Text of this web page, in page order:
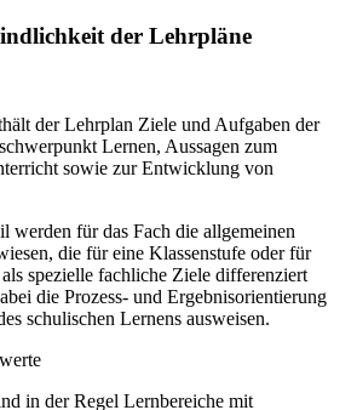
der Lehrpläne
der Lehrplan Ziele und Aufgaben der
Lernen, Aussagen zum
sowie zur Entwicklung von
werden für das Fach die allgemeinen
die für eine Klassenstufe oder für
spezielle fachliche Ziele differenziert
die Prozess- und Ergebnisorientierung
schulischen Lernens ausweisen.
in der Regel Lernbereiche mit